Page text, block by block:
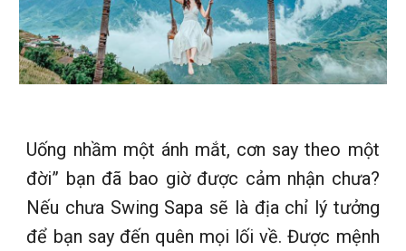
Uống nhầm một ánh mắt, cơn say theo một
đời” bạn đã bao giờ được cảm nhận chưa?
Nếu chưa Swing Sapa sẽ là địa chỉ lý tưởng
để bạn say đến quên mọi lối về. Được mệnh